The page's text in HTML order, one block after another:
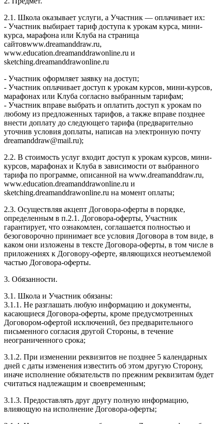
2.1. Школа оказывает услуги, а Участник — оплачивает их:
- Участник выбирает тариф доступа к урокам курса, мини-
курса, марафона или Клуба на страница
сайтовwww.dreamanddraw.ru,
www.education.dreamanddrawonline.ru и
sketching.dreamanddrawonline.ru
- Участник оформляет заявку на доступ;
- Участник оплачивает доступ к урокам курсов, мини-курсов,
марафонах или Клуба согласно выбранным тарифам;
- Участник вправе выбрать и оплатить доступ к урокам по
любому из предложенных тарифов, а также вправе позднее
внести доплату до следующего тарифа (предварительно
уточнив условия доплаты, написав на электронную почту
dreamanddraw@mail.ru);
2.2. В стоимость услуг входит доступ к урокам курсов, мини-
курсов, марафонах и Клуба в зависимости от выбранного
тарифа по программе, описанной на www.dreamanddraw.ru,
www.education.dreamanddrawonline.ru и
sketching.dreamanddrawonline.ru на момент оплаты;
2.3. Осуществляя акцепт Договора-оферты в порядке,
определенным в п.2.1. Договора-оферты, Участник
гарантирует, что ознакомлен, соглашается полностью и
безоговорочно принимает все условия Договора в том виде, в
каком они изложены в тексте Договора-оферты, в том числе в
приложениях к Договору-оферте, являющихся неотъемлемой
частью Договора-оферты.
3. Обязанности.
3.1. Школа и Участник обязаны:
3.1.1. Не разглашать любую информацию и документы,
касающиеся Договора-оферты, кроме предусмотренных
Договором-офертой исключений, без предварительного
письменного согласия другой Стороны, в течение
неограниченного срока;
3.1.2. При изменении реквизитов не позднее 5 календарных
дней с даты изменения известить об этом другую Сторону,
иначе исполнение обязательств по прежним реквизитам будет
считаться надлежащим и своевременным;
3.1.3. Предоставлять друг другу полную информацию,
влияющую на исполнение Договора-оферты;